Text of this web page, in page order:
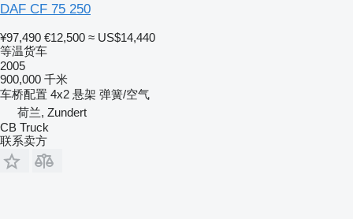
DAF CF 75 250
¥97,490 €12,500 ≈ US$14,440
等温货车
2005
900,000 千米
车桥配置 4x2 悬架 弹簧/空气
荷兰, Zundert
CB Truck
联系卖方